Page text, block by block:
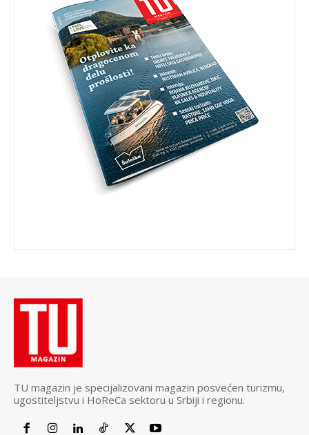
TU magazin je specijalizovani magazin posvećen turizmu,
ugostiteljstvu i HoReCa sektoru u Srbiji i regionu.